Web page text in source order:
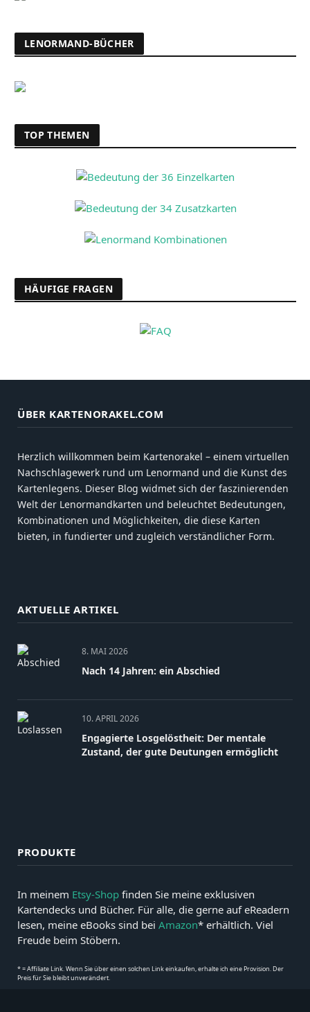
LENORMAND-BÜCHER
TOP THEMEN
HÄUFIGE FRAGEN
ÜBER KARTENORAKEL.COM
Herzlich willkommen beim Kartenorakel – einem virtuellen
Nachschlagewerk rund um Lenormand und die Kunst des
Kartenlegens. Dieser Blog widmet sich der faszinierenden
Welt der Lenormandkarten und beleuchtet Bedeutungen,
Kombinationen und Möglichkeiten, die diese Karten
bieten, in fundierter und zugleich verständlicher Form.
AKTUELLE ARTIKEL
8. MAI 2026
Nach 14 Jahren: ein Abschied
10. APRIL 2026
Engagierte Losgelöstheit: Der mentale
Zustand, der gute Deutungen ermöglicht
PRODUKTE
In meinem Etsy-Shop finden Sie meine exklusiven
Kartendecks und Bücher. Für alle, die gerne auf eReadern
lesen, meine eBooks sind bei Amazon* erhältlich. Viel
Freude beim Stöbern.
* = Affiliate Link. Wenn Sie über einen solchen Link einkaufen, erhalte ich eine Provision. Der
Preis für Sie bleibt unverändert.